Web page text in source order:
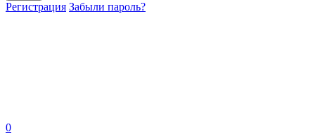
Регистрация Забыли пароль?
0